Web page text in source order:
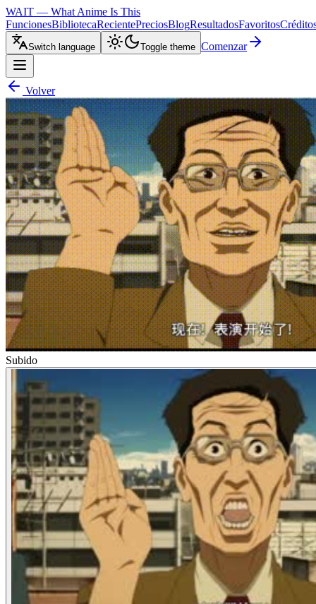
WAIT — What Anime Is This
FuncionesBibliotecaRecientePreciosBlogResultadosFavoritos
Switch language Toggle theme Comenzar
Volver
Subido